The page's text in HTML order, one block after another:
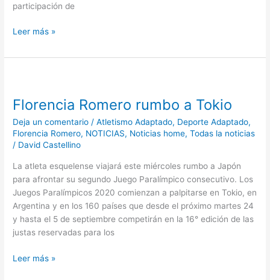
participación de
Leer más »
Florencia Romero rumbo a Tokio
Deja un comentario /Atletismo Adaptado, Deporte Adaptado,
Florencia Romero, NOTICIAS, Noticias home,Todas la noticias
/ David Castellino
La atleta esquelense viajará este miércoles rumbo a Japón
para afrontar su segundo Juego Paralímpico consecutivo. Los
Juegos Paralímpicos 2020 comienzan a palpitarse en Tokio, en
Argentina y en los 160 países que desde el próximo martes 24
y hasta el 5 de septiembre competirán en la 16° edición de las
justas reservadas para los
rumbo
Tokio
Leer más »